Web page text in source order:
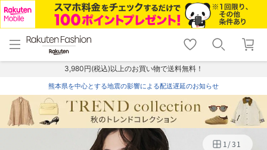
menu home
トップ
shopping_cart lock_outline
ログイン
3,980円(税込)以上のお買い物で送料無料！
熊本県を中心とする地震の影響による配送遅延のお知らせ
1/31